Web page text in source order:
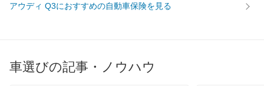
アウディ Q3におすすめの自動車保険を見る
車選びの記事・ノウハウ